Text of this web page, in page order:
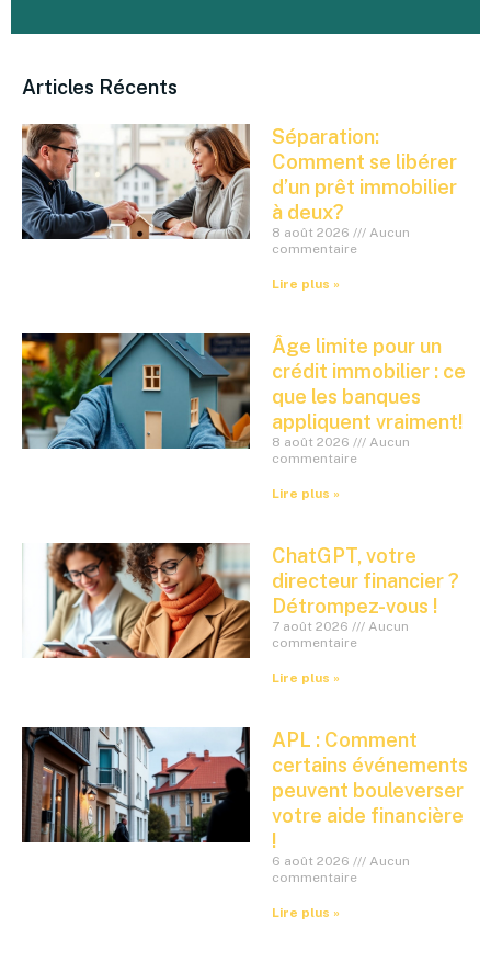
Articles Récents
Séparation:
Comment se libérer
d’un prêt immobilier
à deux?
8 août 2026
Aucun
commentaire
Lire plus »
Âge limite pour un
crédit immobilier : ce
que les banques
appliquent vraiment!
8 août 2026
Aucun
commentaire
Lire plus »
ChatGPT, votre
directeur financier ?
Détrompez-vous !
7 août 2026
Aucun
commentaire
Lire plus »
APL : Comment
certains événements
peuvent bouleverser
votre aide financière
!
6 août 2026
Aucun
commentaire
Lire plus »